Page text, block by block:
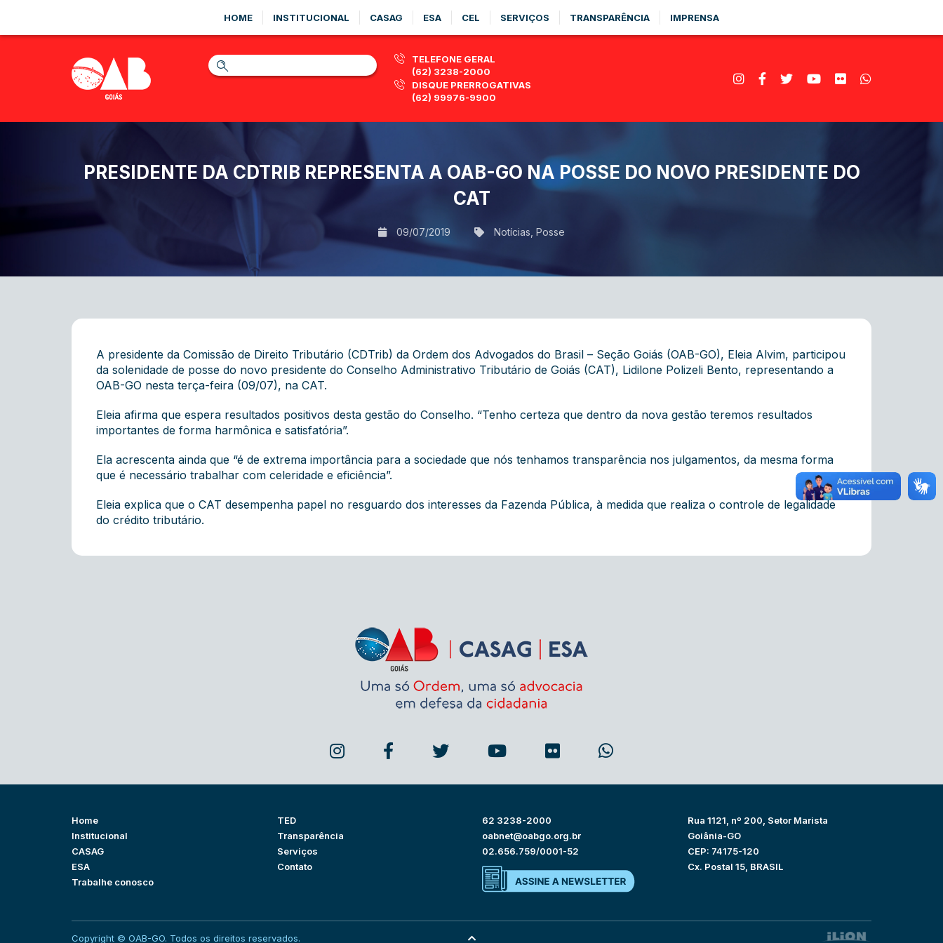
HOME INSTITUCIONAL CASAG ESA CEL SERVIÇOS TRANSPARÊNCIA IMPRENSA
TELEFONE GERAL
(62) 3238-2000
DISQUE PRERROGATIVAS
(62) 99976-9900
PRESIDENTE DA CDTRIB REPRESENTA A OAB-GO NA POSSE DO NOVO PRESIDENTE DO
CAT
09/07/2019 Notícias Posse
A presidente da Comissão de Direito Tributário (CDTrib) da Ordem dos Advogados do Brasil – Seção Goiás (OAB-GO), Eleia Alvim, participou
da solenidade de posse do novo presidente do Conselho Administrativo Tributário de Goiás (CAT), Lidilone Polizeli Bento, representando a
OAB-GO nesta terça-feira (09/07), na CAT.
Eleia afirma que espera resultados positivos desta gestão do Conselho. “Tenho certeza que dentro da nova gestão teremos resultados
importantes de forma harmônica e satisfatória”.
Ela acrescenta ainda que “é de extrema importância para a sociedade que nós tenhamos transparência nos julgamentos, da mesma forma
que é necessário trabalhar com celeridade e eficiência”.
Eleia explica que o CAT desempenha papel no resguardo dos interesses da Fazenda Pública, à medida que realiza o controle de legalidade
do crédito tributário.
Home
Institucional
CASAG
ESA
Trabalhe conosco
TED
Transparência
Serviços
Contato
62 3238-2000
oabnet@oabgo.org.br
02.656.759/0001-52
Rua 1121, nº 200, Setor Marista
Goiânia-GO
CEP: 74175-120
Cx. Postal 15, BRASIL
Copyright © OAB-GO. Todos os direitos reservados.